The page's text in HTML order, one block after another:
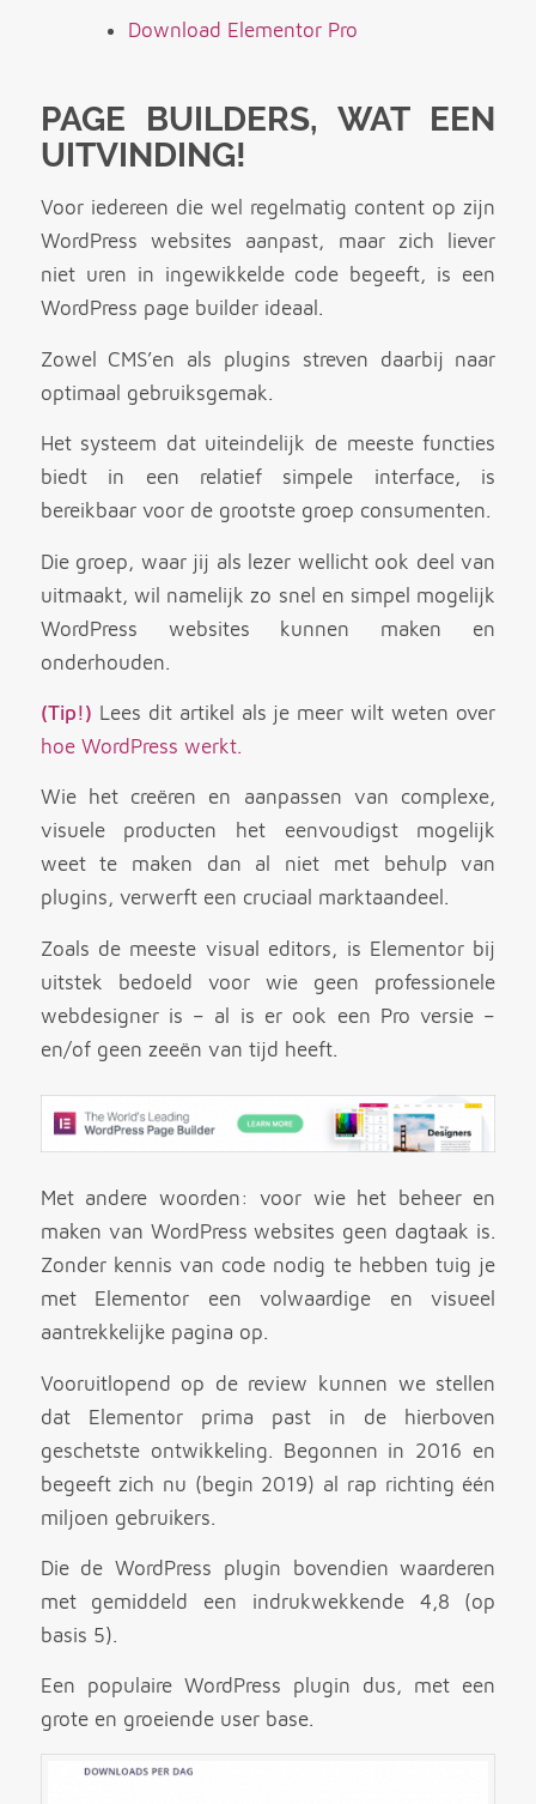
Download Elementor Pro
PAGE BUILDERS, WAT EEN
UITVINDING!
Voor iedereen die wel regelmatig content op zijn
WordPress websites aanpast, maar zich liever
niet uren in ingewikkelde code begeeft, is een
WordPress page builder ideaal.
Zowel CMS’en als plugins streven daarbij naar
optimaal gebruiksgemak.
Het systeem dat uiteindelijk de meeste functies
biedt in een relatief simpele interface, is
bereikbaar voor de grootste groep consumenten.
Die groep, waar jij als lezer wellicht ook deel van
uitmaakt, wil namelijk zo snel en simpel mogelijk
WordPress websites kunnen maken en
onderhouden.
(Tip!) Lees dit artikel als je meer wilt weten over
hoe WordPress werkt.
Wie het creëren en aanpassen van complexe,
visuele producten het eenvoudigst mogelijk
weet te maken dan al niet met behulp van
plugins, verwerft een cruciaal marktaandeel.
Zoals de meeste visual editors, is Elementor bij
uitstek bedoeld voor wie geen professionele
webdesigner is – al is er ook een Pro versie –
en/of geen zeeën van tijd heeft.
Met andere woorden: voor wie het beheer en
maken van WordPress websites geen dagtaak is.
Zonder kennis van code nodig te hebben tuig je
met Elementor een volwaardige en visueel
aantrekkelijke pagina op.
Vooruitlopend op de review kunnen we stellen
dat Elementor prima past in de hierboven
geschetste ontwikkeling. Begonnen in 2016 en
begeeft zich nu (begin 2019) al rap richting één
miljoen gebruikers.
Die de WordPress plugin bovendien waarderen
met gemiddeld een indrukwekkende 4,8 (op
basis 5).
Een populaire WordPress plugin dus, met een
grote en groeiende user base.